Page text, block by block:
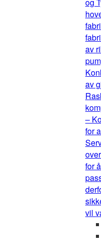
av
av
–
for
for
vil